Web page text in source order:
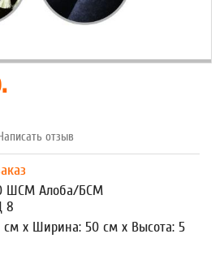
Написать отзыв
ШСМ Алоба/БСМ
8
см x Ширина: 50 см x Высота: 5